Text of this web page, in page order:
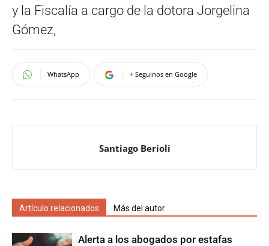
y la Fiscalía a cargo de la dotora Jorgelina
Gómez,
WhatsApp + Seguinos en Google
Santiago Berioli
Artículo relacionados Más del autor
Alerta a los abogados por estafas